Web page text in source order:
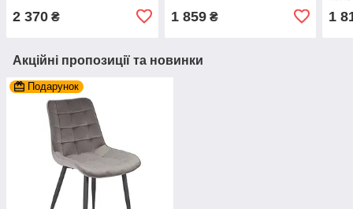
2 370 ₴ 1 859₴ 1
Акційні пропозиції та новинки
Подарунок